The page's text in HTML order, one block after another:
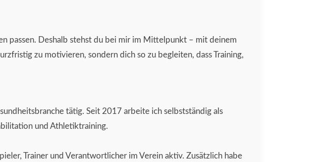
passen. Deshalb stehst du bei mir im Mittelpunkt – mit deinem
zu motivieren, sondern dich so zu begleiten, dass Training,
tätig. Seit 2017 arbeite ich selbstständig als
und Athletiktraining.
Trainer und Verantwortlicher im Verein aktiv. Zusätzlich habe